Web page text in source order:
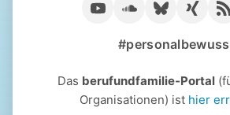
Das berufundfamilie-Portal
Organisationen) ist hier